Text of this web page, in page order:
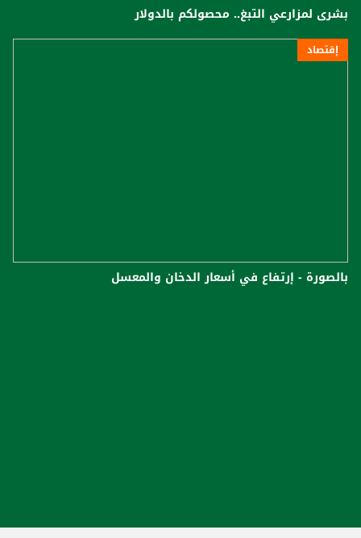
بشرى لمزارعي التبغ.. محصولكم بالدولار
إقتصاد
بالصورة - إرتفاع في أسعار الدخان والمعسل